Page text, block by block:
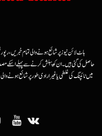
ہاٹ لائن نیوز پر شائع ہونے والی تمام خبریں،
حاصل کی گئی ہیں۔ ان کو پبلش کرنے سے پہلے اسکے
میں ٹائپنگ کی غلطی یا غیرارادی طور پر شائع ہونے